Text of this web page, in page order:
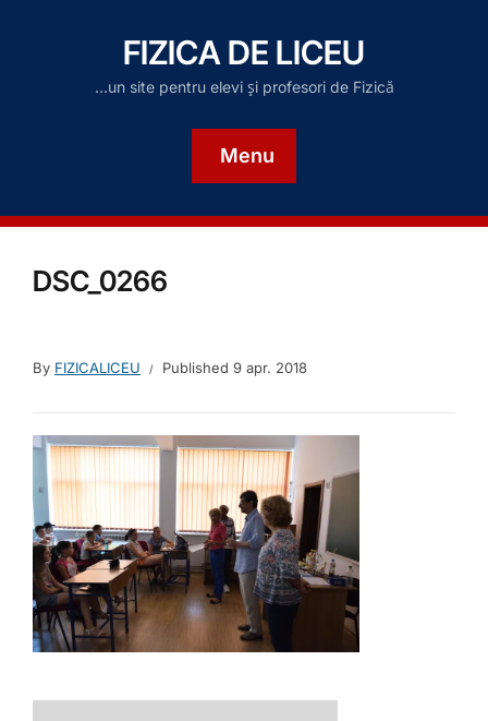
FIZICA DE LICEU
…un site pentru elevi și profesori de Fizică
Menu
DSC_0266
By FIZICALICEU Published 9 apr. 2018